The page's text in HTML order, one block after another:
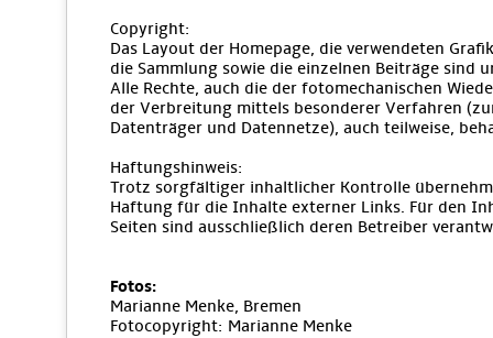
Copyright:
Das Layout der Homepage, die verwendeten
die Sammlung sowie die einzelnen Beiträge sind
Alle Rechte, auch die der fotomechanischen
der Verbreitung mittels besonderer Verfahren
Datenträger und Datennetze), auch teilweise,
Haftungshinweis:
Trotz sorgfältiger inhaltlicher Kontrolle
Haftung für die Inhalte externer Links. Für den
Seiten sind ausschließlich deren Betreiber
Fotos:
Marianne Menke, Bremen
Fotocopyright: Marianne Menke